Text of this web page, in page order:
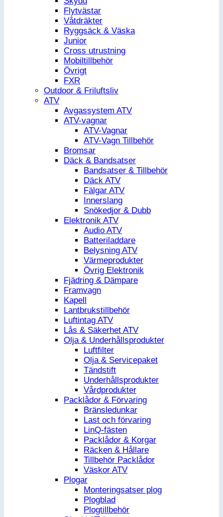
Flytvästar
Våtdräkter
Ryggsäck & Väska
Junior
Cross utrustning
Mobiltillbehör
Övrigt
FXR
Outdoor & Friluftsliv
ATV
Avgassystem ATV
ATV-vagnar
ATV-Vagnar
ATV-Vagn Tillbehör
Bromsar
Däck & Bandsatser
Bandsatser & Tillbehör
Däck ATV
Fälgar ATV
Innerslang
Snökedjor & Dubb
Elektronik ATV
Audio ATV
Batteriladdare
Belysning ATV
Värmeprodukter
Övrig Elektronik
Fjädring & Dämpare
Framvagn
Kapell
Lantbrukstillbehör
Luftintag ATV
Lås & Säkerhet ATV
Olja & Underhållsprodukter
Luftfilter
Olja & Servicepaket
Tändstift
Underhållsprodukter
Vårdprodukter
Packlådor & Förvaring
Bränsledunkar
Last och förvaring
LinQ-fästen
Packlådor & Korgar
Räcken & Hållare
Tillbehör Packlådor
Väskor ATV
Plogar
Monteringsatser plog
Plogblad
Plogtillbehör